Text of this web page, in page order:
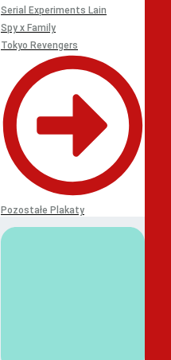
Serial Experiments Lain
Spy x Family
Tokyo Revengers
Pozostałe Plakaty